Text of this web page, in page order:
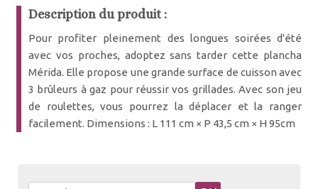
Description du produit :
Pour profiter pleinement des longues soirées d'été
avec vos proches, adoptez sans tarder cette plancha
Mérida. Elle propose une grande surface de cuisson avec
3 brûleurs à gaz pour réussir vos grillades. Avec son jeu
de roulettes, vous pourrez la déplacer et la ranger
facilement. Dimensions : L 111 cm × P 43,5 cm × H 95cm